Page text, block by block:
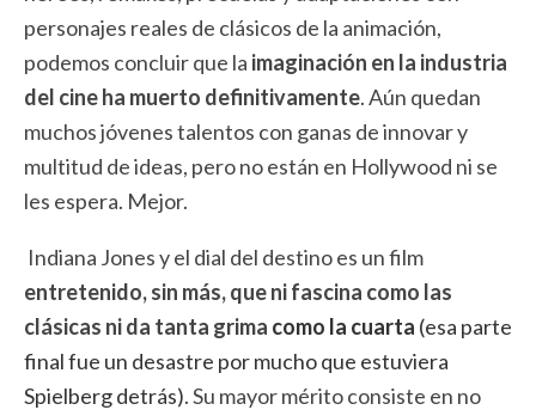
personajes reales de clásicos de la animación,
podemos concluir que la imaginación en la industria
del cine ha muerto definitivamente. Aún quedan
muchos jóvenes talentos con ganas de innovar y
multitud de ideas, pero no están en Hollywood ni se
les espera. Mejor.
Indiana Jones y el dial del destino es un film
entretenido, sin más, que ni fascina como las
clásicas ni da tanta grima como la cuarta (esa parte
final fue un desastre por mucho que estuviera
Spielberg detrás). Su mayor mérito consiste en no